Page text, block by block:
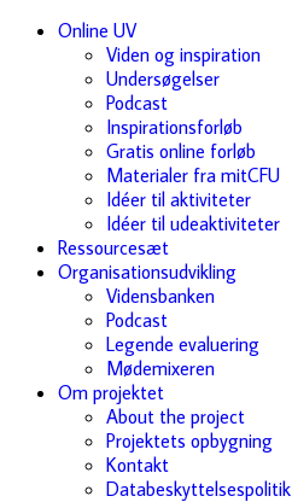
Online UV
Viden og inspiration
Undersøgelser
Podcast
Inspirationsforløb
Gratis online forløb
Materialer fra mitCFU
Idéer til aktiviteter
Idéer til udeaktiviteter
Ressourcesæt
Organisationsudvikling
Vidensbanken
Podcast
Legende evaluering
Mødemixeren
Om projektet
About the project
Projektets opbygning
Kontakt
Databeskyttelsespolitik